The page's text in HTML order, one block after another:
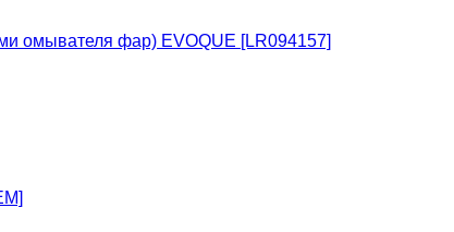
омывателя фар) EVOQUE [LR094157]